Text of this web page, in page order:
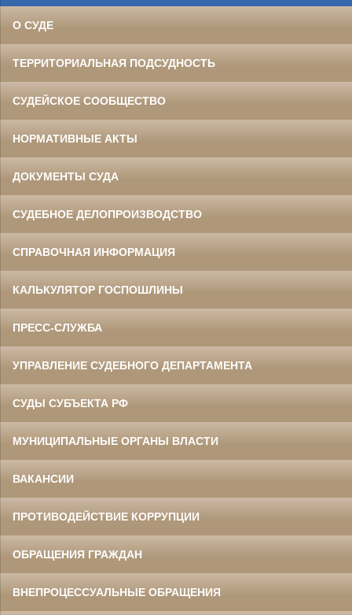
О СУДЕ
ТЕРРИТОРИАЛЬНАЯ ПОДСУДНОСТЬ
СУДЕЙСКОЕ СООБЩЕСТВО
НОРМАТИВНЫЕ АКТЫ
ДОКУМЕНТЫ СУДА
СУДЕБНОЕ ДЕЛОПРОИЗВОДСТВО
СПРАВОЧНАЯ ИНФОРМАЦИЯ
КАЛЬКУЛЯТОР ГОСПОШЛИНЫ
ПРЕСС-СЛУЖБА
УПРАВЛЕНИЕ СУДЕБНОГО ДЕПАРТАМЕНТА
СУДЫ СУБЪЕКТА РФ
МУНИЦИПАЛЬНЫЕ ОРГАНЫ ВЛАСТИ
ВАКАНСИИ
ПРОТИВОДЕЙСТВИЕ КОРРУПЦИИ
ОБРАЩЕНИЯ ГРАЖДАН
ВНЕПРОЦЕССУАЛЬНЫЕ ОБРАЩЕНИЯ